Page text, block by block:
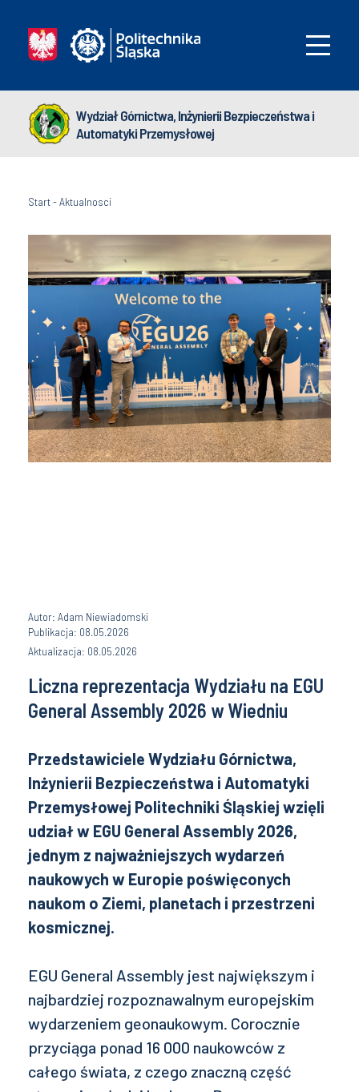
Wydział Górnictwa, Inżynierii Bezpieczeństwa i
Automatyki Przemysłowej
Start-Aktualnosci
Autor: Adam Niewiadomski
Publikacja: 08.05.2026
Aktualizacja: 08.05.2026
Liczna reprezentacja Wydziału na EGU
General Assembly 2026 w Wiedniu
Przedstawiciele Wydziału Górnictwa,
Inżynierii Bezpieczeństwa i Automatyki
Przemysłowej Politechniki Śląskiej wzięli
udział w EGU General Assembly 2026,
jednym z najważniejszych wydarzeń
naukowych w Europie poświęconych
naukom o Ziemi, planetach i przestrzeni
kosmicznej.
EGU General Assembly jest największym i
najbardziej rozpoznawalnym europejskim
wydarzeniem geonaukowym. Corocznie
przyciąga ponad 16 000 naukowców z
całego świata, z czego znaczną część